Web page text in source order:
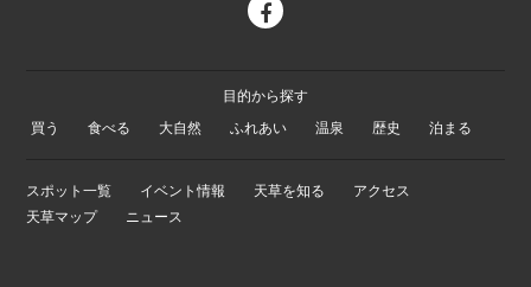
目的から探す
買う 食べる 大自然 ふれあい 温泉 歴史 泊まる
スポット一覧 イベント情報 天草を知る
アクセス
天草マップ
ニュース